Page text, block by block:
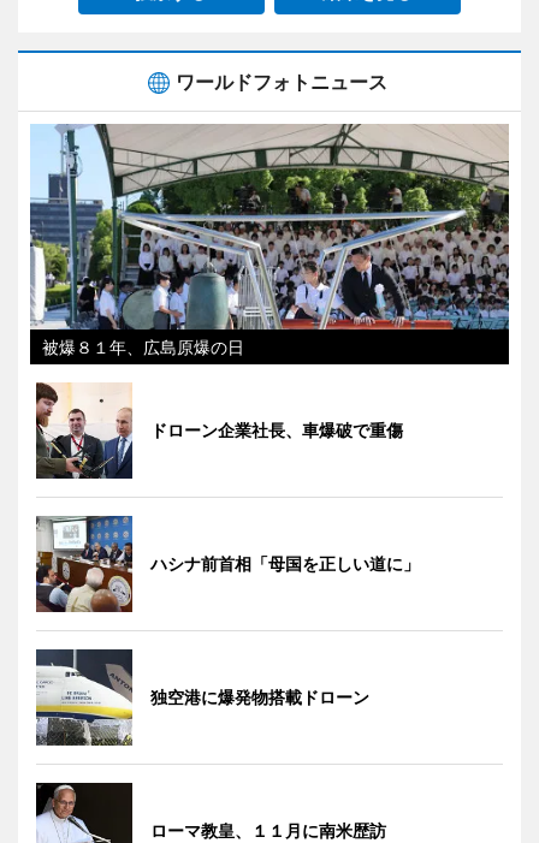
ワールドフォトニュース
被爆８１年、広島原爆の日
ドローン企業社長、車爆破で重傷
ハシナ前首相「母国を正しい道に」
独空港に爆発物搭載ドローン
ローマ教皇、１１月に南米歴訪